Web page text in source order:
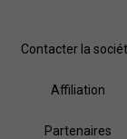
Contacter la
Affiliation
Partenaires